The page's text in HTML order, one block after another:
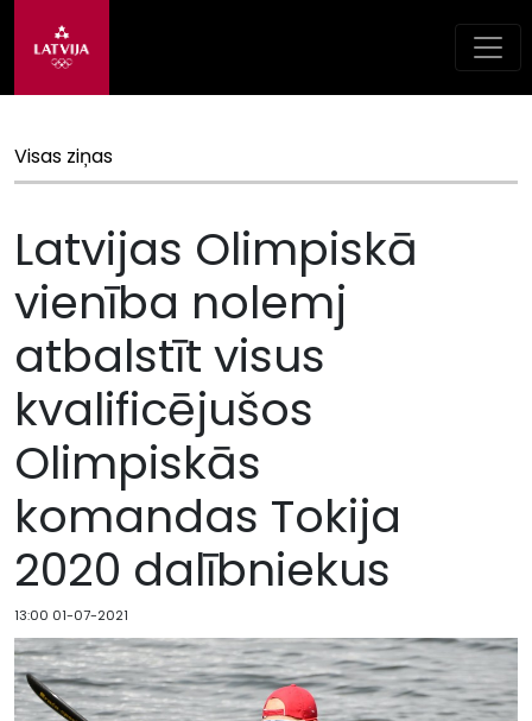
Visas ziņas
Latvijas Olimpiskā
vienība nolemj
atbalstīt visus
kvalificējušos
Olimpiskās
komandas Tokija
2020 dalībniekus
13:00 01-07-2021